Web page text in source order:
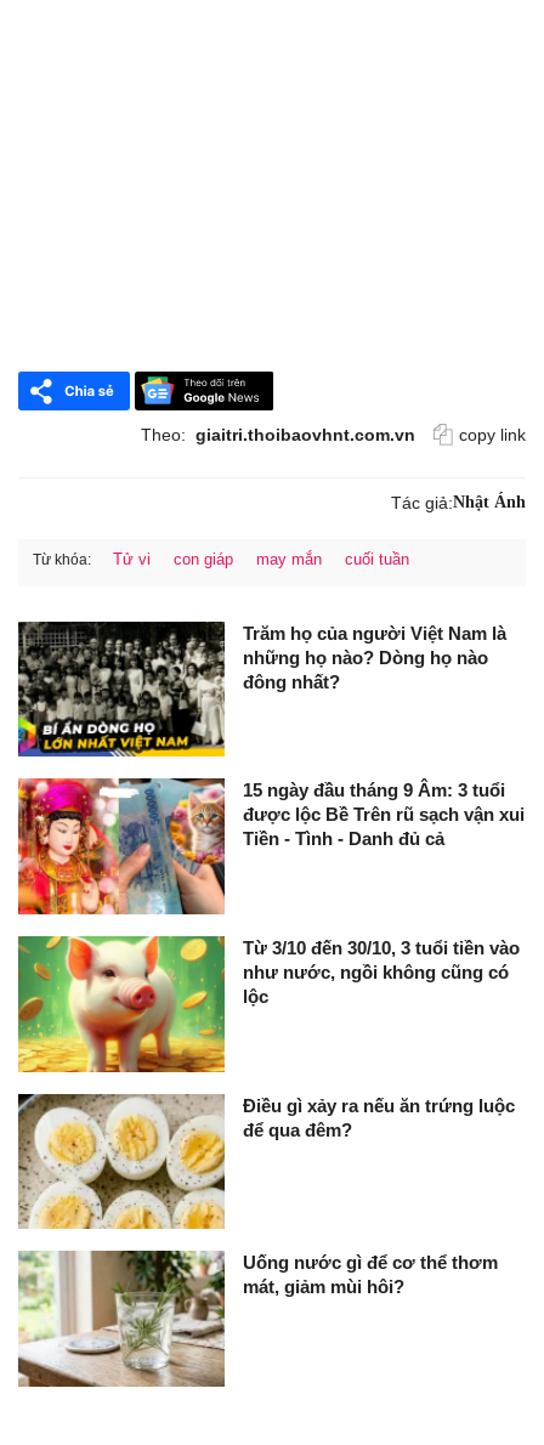
Theo: giaitri.thoibaovhnt.com.vn copy link
Tác giả:Nhật Ánh
Từ khóa: Tử vi con giáp may mắn cuối tuần
Trăm họ của người Việt Nam là
những họ nào? Dòng họ nào
đông nhất?
15 ngày đầu tháng 9 Âm: 3 tuổi
được lộc Bề Trên rũ sạch vận xui
Tiền - Tình - Danh đủ cả
Từ 3/10 đến 30/10, 3 tuổi tiền vào
như nước, ngồi không cũng có
lộc
Điều gì xảy ra nếu ăn trứng luộc
để qua đêm?
Uống nước gì để cơ thể thơm
mát, giảm mùi hôi?